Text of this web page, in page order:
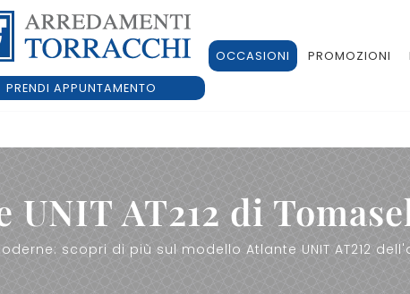
PRENDI APPUNTAMENTO
OCCASIONI PROMOZIONI
AT212 di
scopri di più sul modello Atlante UNIT AT212